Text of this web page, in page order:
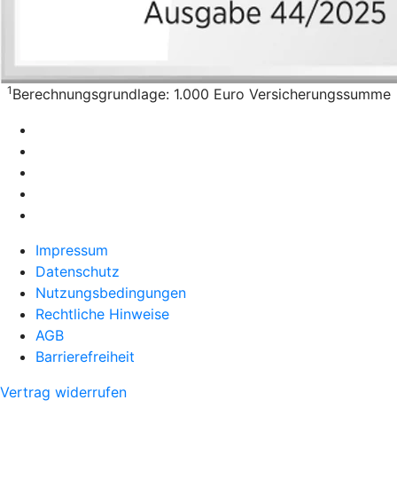
1 Berechnungsgrundlage: 1.000 Euro Versicherungssumme
Impressum
Datenschutz
Nutzungsbedingungen
Rechtliche Hinweise
AGB
Barrierefreiheit
Vertrag widerrufen